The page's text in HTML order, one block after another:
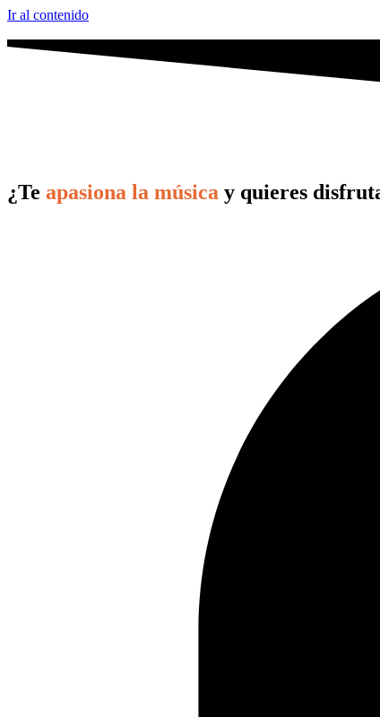
Ir al contenido
¿Te apasiona la música y quieres